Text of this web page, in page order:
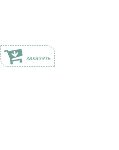
заказать